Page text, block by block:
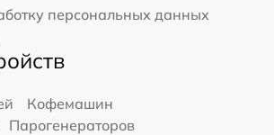
персональных данных
Кофемашин
Парогенераторов